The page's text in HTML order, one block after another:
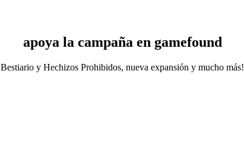
apoya la campaña en gamefound
Bestiario y Hechizos Prohibidos, nueva expansión y mucho más!